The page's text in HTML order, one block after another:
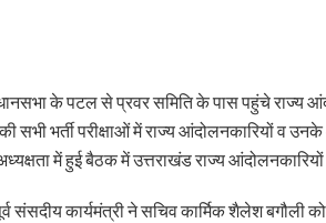
के पटल से प्रवर समिति के पास पहुंचे राज्य
सभी भर्ती परीक्षाओं में राज्य आंदोलनकारियों व
में हुई बैठक में उत्तराखंड राज्य
संसदीय कार्यमंत्री ने सचिव कार्मिक शैलेश बगौली